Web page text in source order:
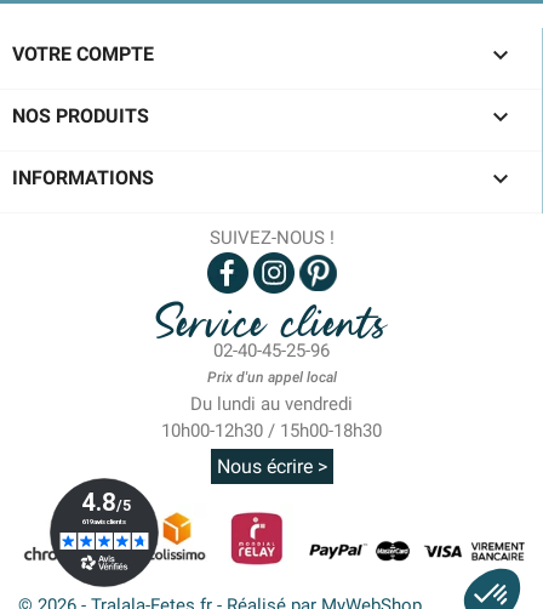
VOTRE COMPTE 
NOS PRODUITS 
INFORMATIONS 
SUIVEZ-NOUS !
Service clients
02-40-45-25-96
Prix d'un appel local
Du lundi au vendredi
10h00-12h30 / 15h00-18h30
Nous écrire >